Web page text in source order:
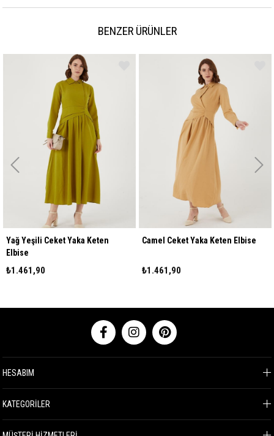
BENZER ÜRÜNLER
Yağ Yeşili Ceket Yaka Keten
Elbise
₺1.461,90
Camel Ceket Yaka Keten Elbise
₺1.461,90
HESABIM
KATEGORİLER